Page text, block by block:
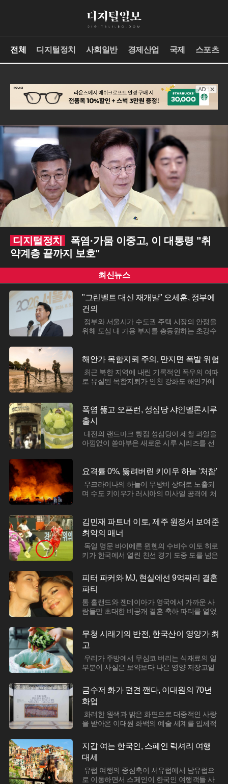
전체 디지털정치 사회일반 경제산업 국제 스포츠
디지털정치
폭염·가뭄 이중고, 이 대통령 "취
약계층 끝까지 보호"
최신뉴스
"그린벨트 대신 재개발" 오세훈, 정부에
건의
정부와 서울시가 수도권 주택 시장의 안정을
위해 도심 내 가용 부지를 총동원하는 초강수
회동을 갖고 구로와 영등포 등 서울 내 준공업
지역을 주거지로 탈바꿈하는 방안을 집중적
으로 논의했다. 이번 만남은 대통령이 주택 공
급 속도를 최대한 높이라고 지시한 지 이틀 만
가 머리를 맞댄 첫 고위급 회동이라는 점에서
의미가 크다.회동의 핵심 쟁점은 산업 시설과
주거
해안가 목함지뢰 주의, 만지면 폭발 위험
최근 북한 지역에 내린 기록적인 폭우의 여파
로 유실된 목함지뢰가 인천 강화도 해안가에
부터 현재까지 강화도 일대 해안과 인근 도서
지역에서 수거된 목함지뢰는 총 12개에 달하
는 것으로 집계됐다. 발견된 물체 중에는 단순
한 빈 상자도 있었으나, 실제 살상력을 가진
폭발물이 포함되어 있어 군 당국이 현장에서
정에서 동시다발적으로 이루어지고 있다. 지
난달
폭염 뚫고 오픈런, 성심당 샤인멜론시루
출시
대전의 랜드마크 빵집 성심당이 제철 과일을
아낌없이 쏟아부은 새로운 시루 시리즈를 선
머스켓과 머스크멜론을 주재료로 한 '샤인멜
론시루'의 본격적인 판매를 알렸다. 이번 신제
품은 상큼한 요거트 크림을 베이스로 하여 톡
톡 터지는 식감의 샤인머스켓과 향긋한 멜론
이라는 합리적인 가격은 가성비를 중시하는
MZ세대의 취향을 정확히 관통했다는 평가다.
성심당의
요격률 0%, 뚫려버린 키이우 하늘 '처참'
우크라이나의 하늘이 무방비 상태로 노출되
며 수도 키이우가 러시아의 미사일 공격에 처
한 탄도미사일과 극초음속 미사일을 단 한 발
도 저지하지 못한 것으로 드러났다. 이는 서방
국가들의 군사 지원이 급감하면서 요격 미사
일 재고가 바닥을 드러냈음을 보여주는 뼈아
픈 결과다. 불과 며칠 전까지만 해도 간신히
실상 깨진 것이나 다름없다는 분석이 나온다.
이번 공격으로 인한 인명 피해는 끔찍했다. 러
시아군은 드론 1
김민재 파트너 이토, 제주 원정서 보여준
최악의 매너
독일 명문 바이에른 뮌헨의 수비수 이토 히로
키가 한국에서 열린 친선 경기 도중 도를 넘은
지난 4일 제주월드컵경기장에서 펼쳐진 제주
SK FC와의 '아우디 풋볼 서밋 2026'에 선발
출전한 이토는 경기 내내 불안한 모습을 보이
더니 결국 상대 선수에게 치명적인 부상을 입
힐 뻔한 장면을 연출했다. 프리시즌 투어의 목
태클은 프로 선수로서의 기본 자질마저 의심
케 했다. 현장을 찾은 국내 팬들은 물론
피터 파커와 MJ, 현실에선 9억짜리 결혼
파티
톰 홀랜드와 젠데이아가 영국에서 가까운 사
람들만 초대한 비공개 결혼 축하 파티를 열었
을 올린 것으로 알려진 가운데, 이번 행사는
가족과 지인들이 함께한 늦은 축하 자리 성격
으로 마련된 것으로 보인다.미국 연예 매체 피
플은 6일 현지시간 톰 홀랜드와 젠데이아가
지난 4일 영국 서리에 있는 비버브룩 호텔에
자리한 고급 호텔로, 조용한 분위기와 넓은 부
지로 유명하다. 행사가 열린 장소는 톰 홀랜드
의 고향인 런던
무청 시래기의 반전, 한국산이 영양가 최
고
우리가 주방에서 무심코 버리는 식재료의 일
부분이 사실은 보약보다 나은 영양 저장고일
흔히 고구마는 뿌리 채소로서 그 알맹이만 섭
취하지만, 최근 연구에 따르면 고구마의 어린
순과 잎에는 혈당을 조절하는 핵심 성분인 카
페오일퀸산이 풍부하게 들어 있다. 이는 탄수
화물이 포도당으로 분해되는 속도를 늦춰 식
교해도 적은 양으로 유사한 활성을 나타내는
것으로 확인됐다.겨울철 별미로 꼽히는 시래
기의 원재료인
금수저 화가 편견 깬다, 이대원의 70년
화업
화려한 원색과 밝은 화면으로 대중적인 사랑
을 받아온 이대원 화백의 예술 세계를 입체적
미술관 덕수궁관에서 진행 중인 이번 회고전
은 작가를 수식하던 '금수저 화가'라는 단편적
인 이미지를 걷어내고, 그가 한국적 유화를 구
축하기 위해 쏟았던 치열한 고뇌를 추적한다.
70년에 걸친 방대한 화업을 연대기 순으로 배
지갑 여는 한국인, 스페인 럭셔리 여행
대세
유럽 여행의 중심축이 서유럽에서 남유럽으
로 이동하면서 스페인이 한국인 여행객들 사